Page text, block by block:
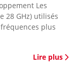
Les
28 GHz) utilisés
plus
Lire plus